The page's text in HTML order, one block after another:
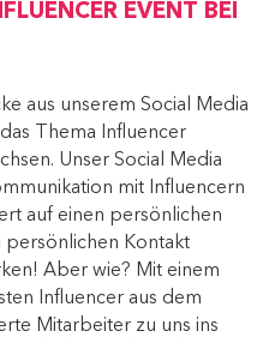
EVENT BEI
aus unserem Social Media
das Thema Influencer
Unser Social Media
mit Influencern
auf einen persönlichen
persönlichen Kontakt
Aber wie? Mit einem
Influencer aus dem
Mitarbeiter zu uns ins